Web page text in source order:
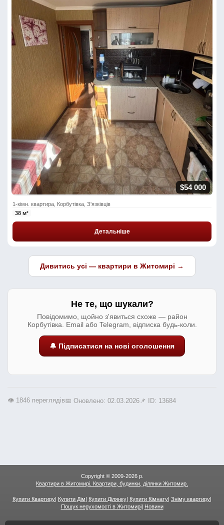
$54 000
1-кімн. квартира, Корбутівка, З'язківців
38 м²
Детальніше
Дивитись усі — квартири в Житомирі →
Не те, що шукали?
Повідомимо, щойно з'явиться схоже — район
Корбутівка. Email або Telegram, відписка будь-коли.
🔔 Підписатися на нові оголошення
👁️ 1846 переглядів📅 Оновлено: 02.03.2026📌 ID: 13684
Copyright © 2009-2026 р.
Квартири в Житомирі. Квартири, будинки, ділянки Житомир.
Купити Квартиру| Купити Дім| Купити Ділянку| Купити Кімнату| Зніму квартиру|
Пошук нерухомості в Житомирі| Новини